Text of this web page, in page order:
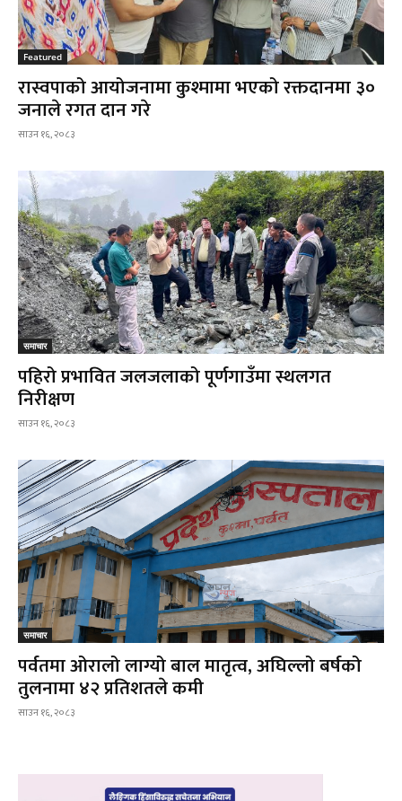
Featured
रास्वपाको आयोजनामा कुश्मामा भएको रक्तदानमा ३०
जनाले रगत दान गरे
साउन १६, २०८३
समाचार
पहिरो प्रभावित जलजलाको पूर्णगाउँमा स्थलगत
निरीक्षण
साउन १६, २०८३
समाचार
पर्वतमा ओरालो लाग्यो बाल मातृत्व, अघिल्लो बर्षको
तुलनामा ४२ प्रतिशतले कमी
साउन १६, २०८३